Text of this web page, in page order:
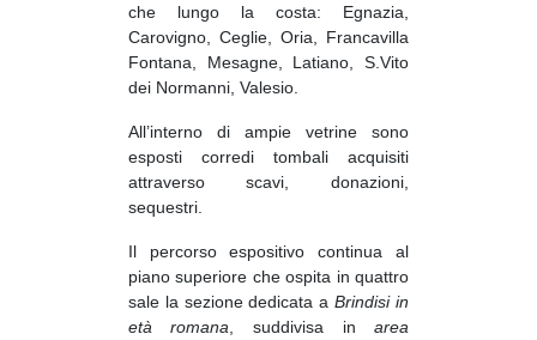
che lungo la costa: Egnazia,
Carovigno, Ceglie, Oria, Francavilla
Fontana, Mesagne, Latiano, S.Vito
dei Normanni, Valesio.
All’interno di ampie vetrine sono
esposti corredi tombali acquisiti
attraverso scavi, donazioni,
sequestri.
Il percorso espositivo continua al
piano superiore che ospita in quattro
sale la sezione dedicata aBrindisi in
età romana , suddivisa inarea